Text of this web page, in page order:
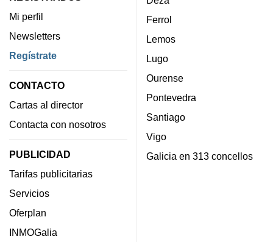
Mi perfil
Newsletters
Regístrate
CONTACTO
Cartas al director
Contacta con nosotros
PUBLICIDAD
Tarifas publicitarias
Servicios
Oferplan
INMOGalia
Ferrol
Lemos
Lugo
Ourense
Pontevedra
Santiago
Vigo
Galicia en 313 concellos